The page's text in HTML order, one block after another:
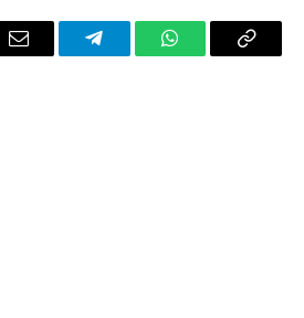
Email TelegramWhatsAppCopy